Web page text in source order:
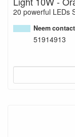
20 powerful LEDs
Neem
51914913